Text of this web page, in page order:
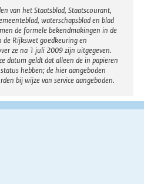
van het Staatsblad, Staatscourant,
waterschapsblad en blad
de formele bekendmakingen in de
de Rijkswet goedkeuring en
ze na 1 juli 2009 zijn uitgegeven.
datum geldt dat alleen de in papieren
hebben; de hier aangeboden
bij wijze van service aangeboden.